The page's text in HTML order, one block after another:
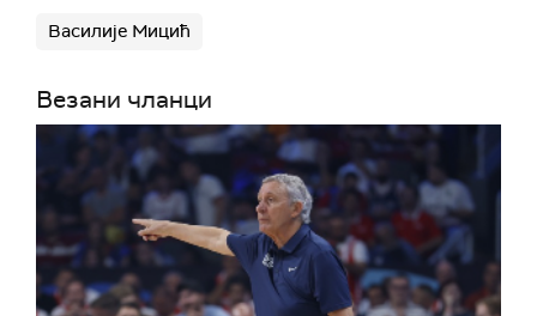
Василије Мицић
Везани чланци